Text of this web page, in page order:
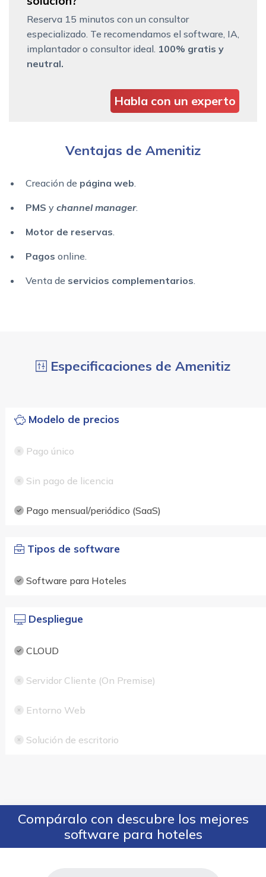
Reserva 15 minutos con un consultor
especializado. Te recomendamos el software, IA,
implantador o consultor ideal. 100% gratis y
neutral.
Habla con un experto
Ventajas de Amenitiz
Creación de página web.
PMS y channel manager.
Motor de reservas.
Pagos online.
Venta de servicios complementarios.
Especificaciones de Amenitiz
Modelo de precios
Pago único
Sin pago de licencia
Pago mensual/periódico (SaaS)
Tipos de software
Software para Hoteles
Despliegue
CLOUD
Servidor Cliente (On Premise)
Entorno Web
Solución de escritorio
Compáralo con descubre los mejores
software para hoteles